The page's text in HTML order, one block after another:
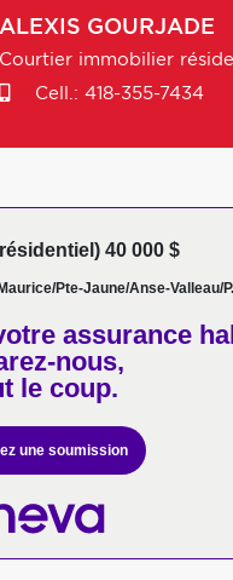
ALEXIS GOURJADE
Courtier immobilier
Cell.: 418-355-7434
40 000 $
Pte-Jaune/Anse-Valleau/
assurance
nous,
le coup.
une soumission